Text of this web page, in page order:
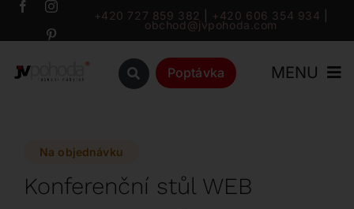
Přeskočit
+420 727 859 382 +420 606 354 934
obchod@jvpohoda.com
Poptávka MENU
Na objednávku
Konferenční stůl WEB